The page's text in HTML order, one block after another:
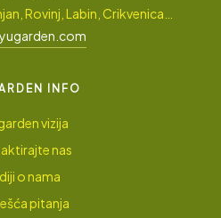
Rovinj, Labin, Crikvenica…
INFO
vizija
nas
o nama
pitanja